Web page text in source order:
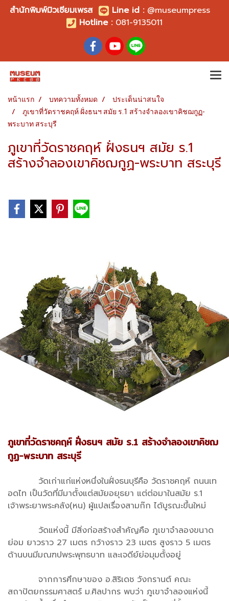
สำนักพิมพ์มิวเซียมเพรส Line id : @museumpress
Hotline :081-9135011
หน้าแรก บทความทั้งหมด
ประเด็นน่าสนใจ
ภูเขาที่วัดราชคฤห์ ฝั่งธนฯ สมัย ร.1 สร้างจำลองเขาคิชฌกูฏ-
พระบาท สระบุรี
ภูเขาที่วัดราชคฤห์ ฝั่งธนฯ สมัย ร.1
สร้างจำลองเขาคิชฌกูฏ-พระบาท สระบุรี
ภูเขาที่วัดราชคฤห์ ฝั่งธนฯ สมัย ร.1 สร้างจำลองเขาคิชฌ
กูฏ-พระบาท สระบุรี
วัดเก่าแก่แห่งหนึ่งในฝั่งธนบุรีคือ วัดราชคฤห์ ถนนเท
อดไท เป็นวัดที่มีมาตั้งแต่สมัยอยุธยา แต่ต่อมาในสมัย ร.1
เจ้าพระยาพระคลัง(หน) ผู้แปลเรื่องสามก๊ก ได้บูรณะขึ้นใหม่
วัดแห่งนี้ มีสิ่งก่อสร้างสำคัญคือ ภูเขาจำลองขนาด
ย่อม ยาวราว 27 เมตร กว้างราว 23 เมตร สูงราว 5 เมตร
ด้านบนมีมณฑปพระพุทธบาท และเจดีย์ย่อมุมตั้งอยู่
จากการศึกษาของ อ.สิริเดช วังกรานต์ คณะ
สถาปัตยกรรมศาสตร์ ม.ศิลปากร พบว่า ภูเขาจำลองแห่งนี้